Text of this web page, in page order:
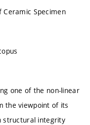
Ceramic Specimen
one of the non-linear
the viewpoint of its
structural integrity